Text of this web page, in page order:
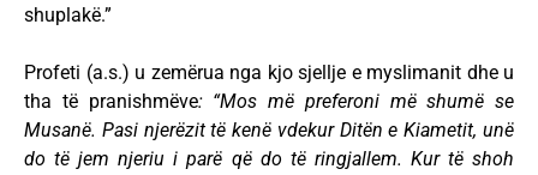
shuplakë.”
Profeti (a.s.) u zemërua nga kjo sjellje e myslimanit dhe u
tha të pranishmëve: “Mos më preferoni më shumë se
Musanë. Pasi njerëzit të kenë vdekur Ditën e Kiametit, unë
do të jem njeriu i parë që do të ringjallem. Kur të shoh